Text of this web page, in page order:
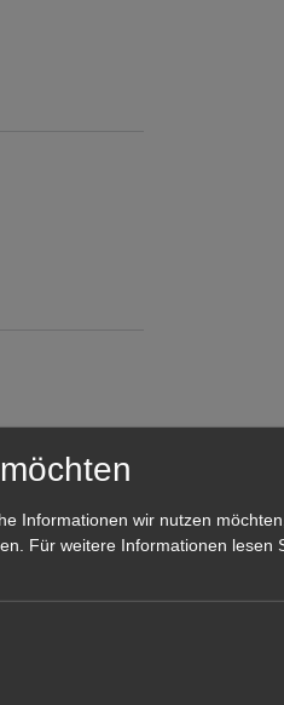
Informationen wir nutzen
Für weitere Informationen lesen